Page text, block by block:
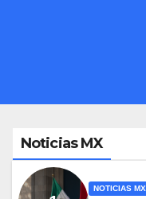
Noticias MX
NOTICIAS MX